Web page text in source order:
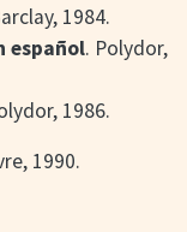
1984.
español. Polydor,
1986.
1990.